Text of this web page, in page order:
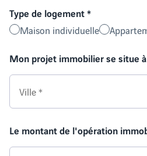
Type de logement*
Maison individuelle
Mon projet immobilier se situe à
Le montant de l'opération